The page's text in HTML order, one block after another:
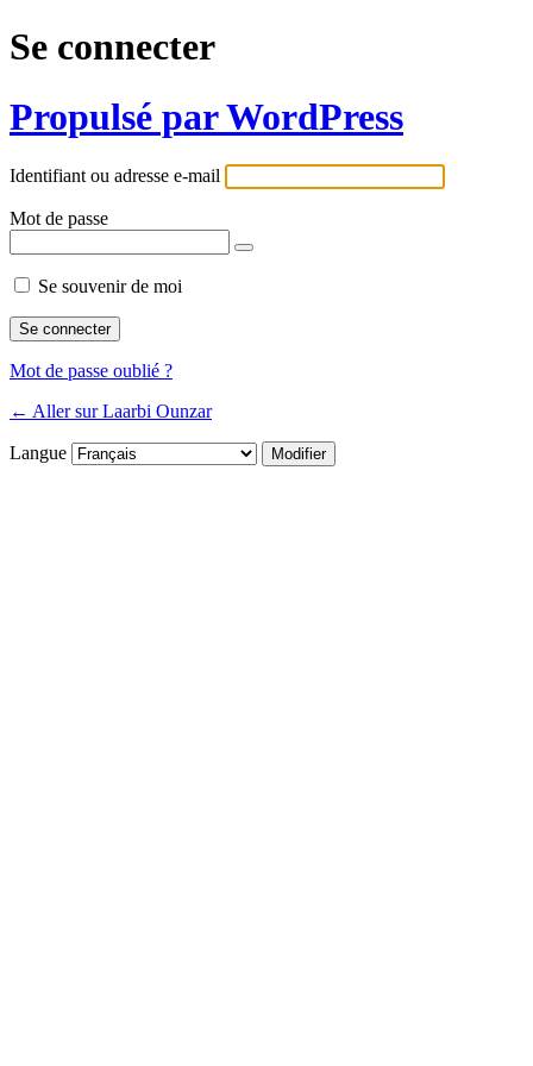
Se connecter
Propulsé par WordPress
Identifiant ou adresse e-mail
Mot de passe
Se souvenir de moi
Mot de passe oublié ?
← Aller sur Laarbi Ounzar
Langue